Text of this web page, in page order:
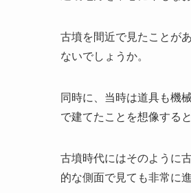
古墳を間近で見たことが
ないでしょうか。
同時に、当時は道具も機
で建てたことを想像する
古墳時代にはそのように
的な側面で見ても非常に